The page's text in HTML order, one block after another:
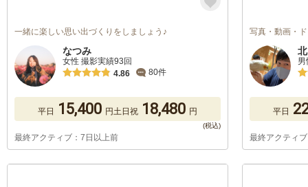
一緒に楽しい思い出づくりをしましょう♪
なつみ
女性 撮影実績93回
4.86
80件
平日 15,400 円土日祝 18,480 円
最終アクティブ：7日以上前
写真・動画・
平日
最終アクティ